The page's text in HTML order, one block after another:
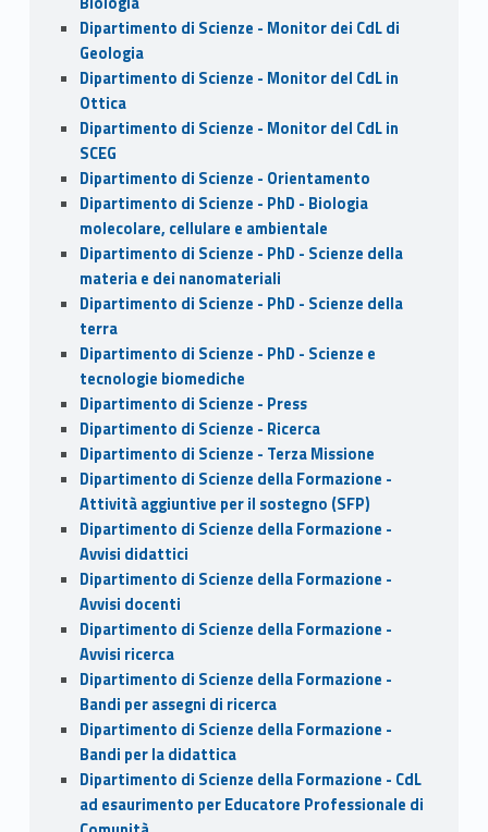
Dipartimento di Scienze - Monitor dei CdL di
Geologia
Dipartimento di Scienze - Monitor del CdL in
Ottica
Dipartimento di Scienze - Monitor del CdL in
SCEG
Dipartimento di Scienze - Orientamento
Dipartimento di Scienze - PhD - Biologia
molecolare, cellulare e ambientale
Dipartimento di Scienze - PhD - Scienze della
materia e dei nanomateriali
Dipartimento di Scienze - PhD - Scienze della
terra
Dipartimento di Scienze - PhD - Scienze e
tecnologie biomediche
Dipartimento di Scienze - Press
Dipartimento di Scienze - Ricerca
Dipartimento di Scienze - Terza Missione
Dipartimento di Scienze della Formazione -
Attività aggiuntive per il sostegno (SFP)
Dipartimento di Scienze della Formazione -
Avvisi didattici
Dipartimento di Scienze della Formazione -
Avvisi docenti
Dipartimento di Scienze della Formazione -
Avvisi ricerca
Dipartimento di Scienze della Formazione -
Bandi per assegni di ricerca
Dipartimento di Scienze della Formazione -
Bandi per la didattica
Dipartimento di Scienze della Formazione - CdL
ad esaurimento per Educatore Professionale di